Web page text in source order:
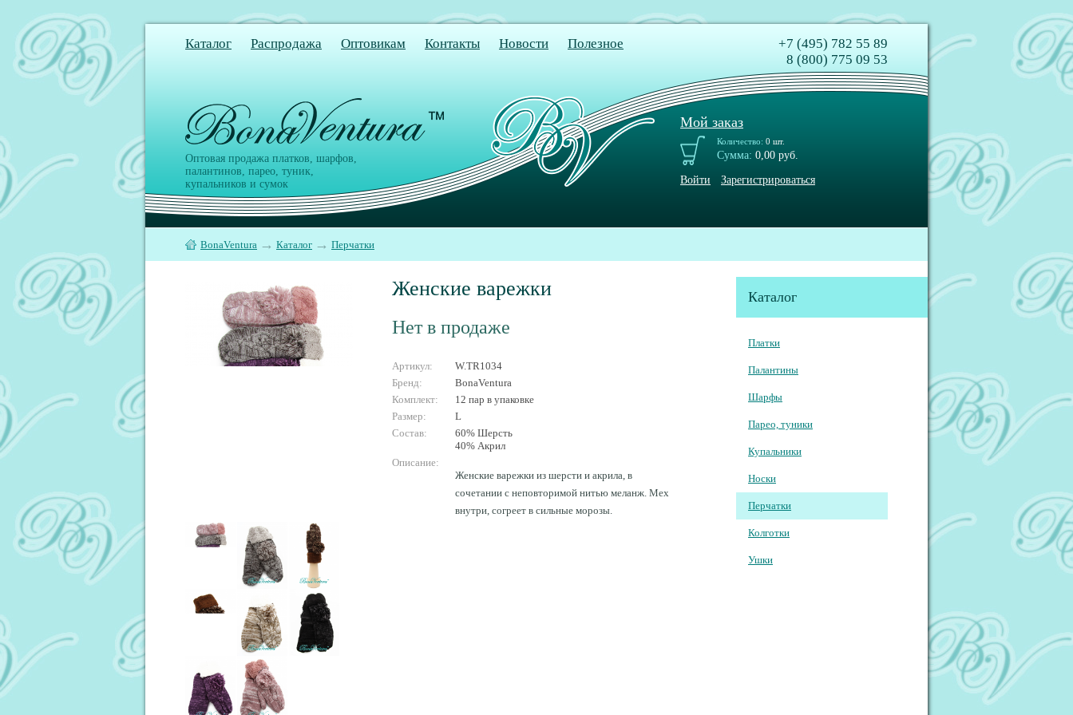
Каталог Распродажа Оптовикам Контакты Новости Полезное
+7 (495) 782 55 89
8 (800) 775 09 53
Оптовая продажа платков, шарфов,
палантинов, парео, туник,
купальников и сумок
Мой заказ
Количество: 0 шт.
Сумма: 0,00 руб.
Войти Зарегистрироваться
BonaVentura → Каталог → Перчатки
Женские варежки
Нет в продаже
Артикул:
W.TR1034
Бренд:
BonaVentura
Комплект:
12 пар в упаковке
Размер:
L
Состав:
60% Шерсть
40% Акрил
Описание:
Женские варежки из шерсти и акрила, в
сочетании с неповторимой нитью меланж. Мех
внутри, согреет в сильные морозы.
Каталог
Платки
Палантины
Шарфы
Парео, туники
Купальники
Носки
Перчатки
Колготки
Ушки